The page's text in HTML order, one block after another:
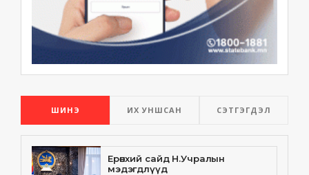
ШИНЭ ИХ УНШСАН СЭТГЭГДЭЛ
Ерөнхий сайд Н.Учралын
мэдэгдлүүд